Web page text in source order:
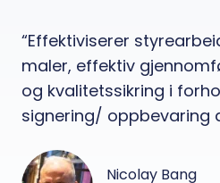
“Effektiviserer
maler, effektiv
og kvalitetssikring i
signering/ oppbevaring
Nicolay Bang